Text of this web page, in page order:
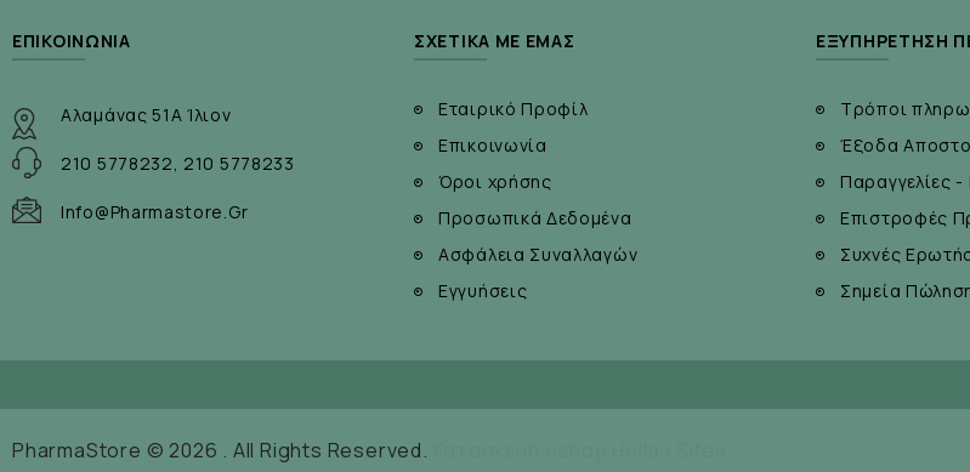
ΕΠΙΚΟΙΝΩΝΊΑ
Αλαμάνας 51Α Ίλιον
210 5778232, 210 5778233
Info@pharmastore.gr
ΣΧΕΤΙΚΆ ΜΕ ΕΜΆΣ
Εταιρικό Προφίλ
Επικοινωνία
Όροι χρήσης
Προσωπικά Δεδομένα
Ασφάλεια Συναλλαγών
Εγγυήσεις
ΕΞΥΠΗΡΈΤΗΣΗ
Τρόποι
Έξοδα
Παραγγελίες
Επιστροφές
Συχνές
Σημεία
PharmaStore © 2026 . All Rights Reserved.